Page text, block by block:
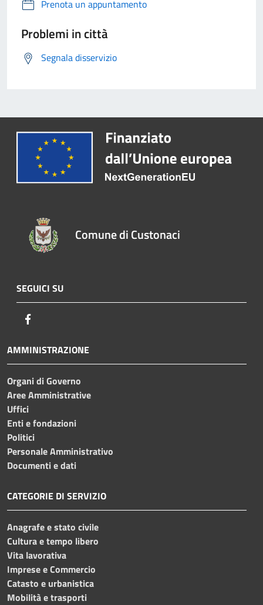
Prenota un appuntamento
Problemi in città
Segnala disservizio
Comune di Custonaci
SEGUICI SU
AMMINISTRAZIONE
Organi di Governo
Aree Amministrative
Uffici
Enti e fondazioni
Politici
Personale Amministrativo
Documenti e dati
CATEGORIE DI SERVIZIO
Anagrafe e stato civile
Cultura e tempo libero
Vita lavorativa
Imprese e Commercio
Catasto e urbanistica
Mobilità e trasporti